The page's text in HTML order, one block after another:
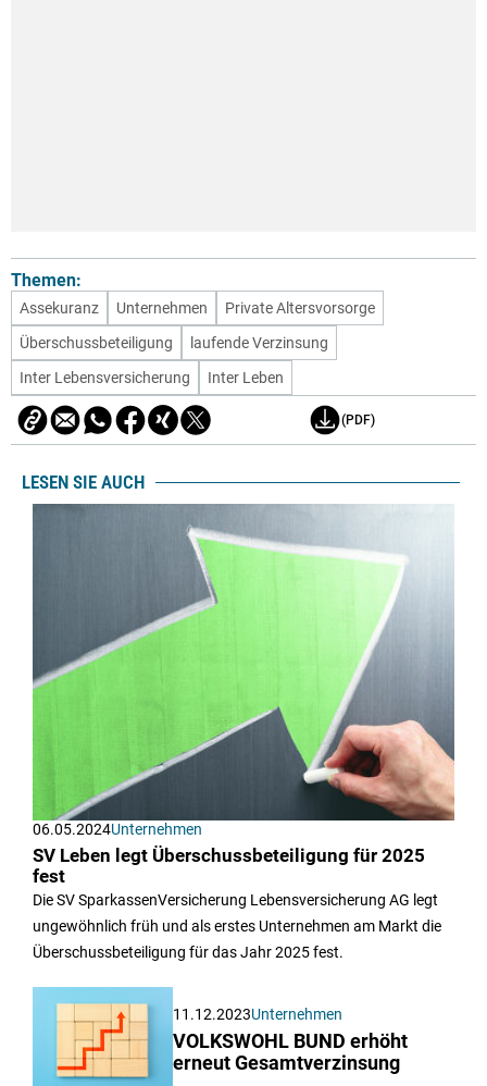
Themen:
Assekuranz Unternehmen
Private Altersvorsorge
Überschussbeteiligung
laufende Verzinsung
Inter Lebensversicherung
Inter Leben
(PDF)
LESEN SIE AUCH
06.05.2024Unternehmen
SV Leben legt Überschussbeteiligung für 2025
fest
Die SV SparkassenVersicherung Lebensversicherung AG legt
ungewöhnlich früh und als erstes Unternehmen am Markt die
Überschussbeteiligung für das Jahr 2025 fest.
11.12.2023Unternehmen
VOLKSWOHL BUND erhöht
erneut Gesamtverzinsung